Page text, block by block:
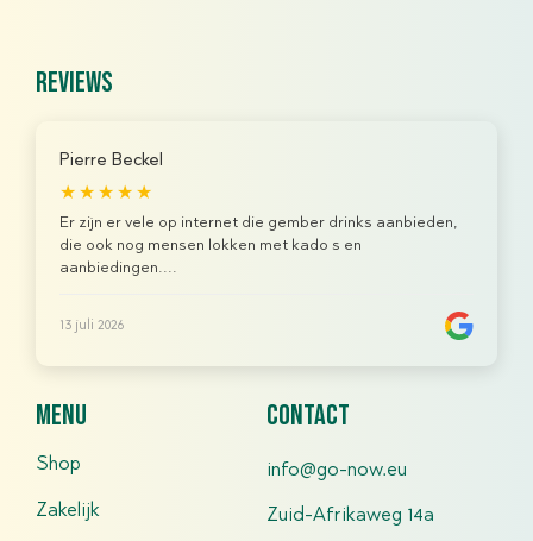
reviews
Pierre Beckel
★★★★★
Er zijn er vele op internet die gember drinks aanbieden,
die ook nog mensen lokken met kado s en
aanbiedingen....
13 juli 2026
menu
Shop
Zakelijk
contact
info@go-now.eu
Zuid-Afrikaweg 14a